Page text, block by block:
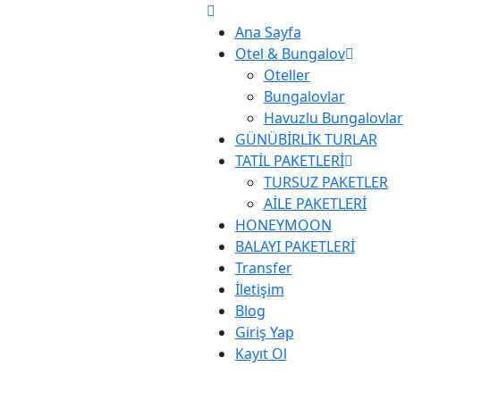
Ana Sayfa
Otel & Bungalov
Oteller
Bungalovlar
Havuzlu Bungalovlar
GÜNÜBİRLİK TURLAR
TATİL PAKETLERİ
TURSUZ PAKETLER
AİLE PAKETLERİ
HONEYMOON
BALAYI PAKETLERİ
Transfer
İletişim
Blog
Giriş Yap
Kayıt Ol